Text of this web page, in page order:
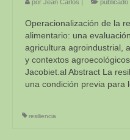
Biodiversidad de las
Desarrollo Sostenible
Sustentabilidad
Africa (R4D)
por Jean Carlos publicado
Operacionalización de la
alimentario: una
agricultura agroindustrial,
y contextos
Jacobiet.al Abstract La
una condición previa para
resiliencia